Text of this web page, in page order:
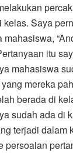
kelas. Saya
itu
mahasiswa
yang mereka
berada di
sudah ada di
terjadi dalam
persoalan